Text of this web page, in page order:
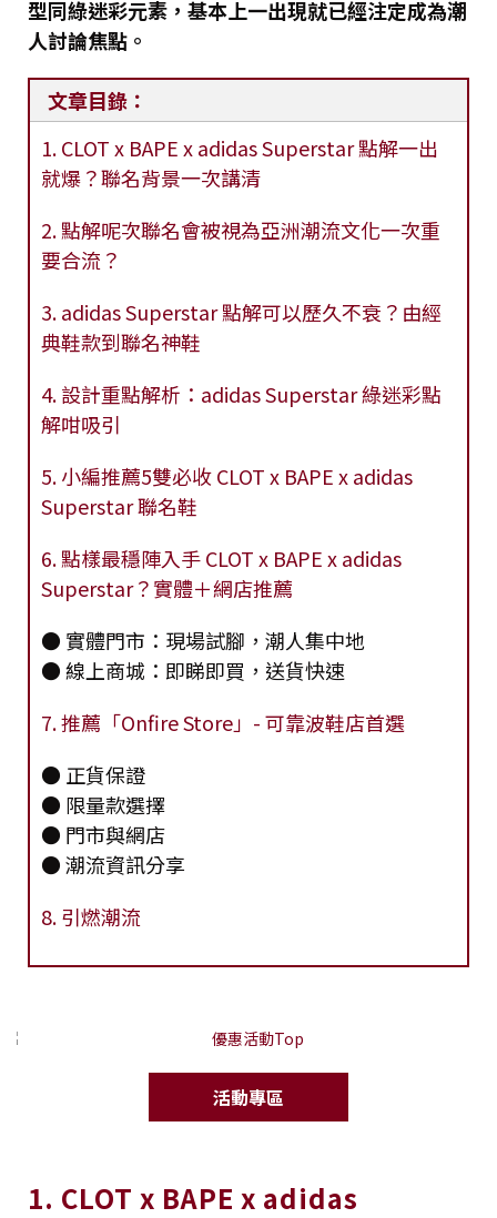
型同綠迷彩元素，基本上一出現就已經注定成為潮
人討論焦點。
文章目錄：
1. CLOT x BAPE x adidas Superstar 點解一出
就爆？聯名背景一次講清
2. 點解呢次聯名會被視為亞洲潮流文化一次重
要合流？
3. adidas Superstar 點解可以歷久不衰？由經
典鞋款到聯名神鞋
4. 設計重點解析：adidas Superstar 綠迷彩點
解咁吸引
5. 小編推薦5雙必收 CLOT x BAPE x adidas
Superstar 聯名鞋
6. 點樣最穩陣入手 CLOT x BAPE x adidas
Superstar？實體＋網店推薦
● 實體門市：現場試腳，潮人集中地
● 線上商城：即睇即買，送貨快速
7. 推薦「Onfire Store」- 可靠波鞋店首選
● 正貨保證
● 限量款選擇
● 門市與網店
● 潮流資訊分享
8. 引燃潮流
活動專區
1. CLOT x BAPE x adidas